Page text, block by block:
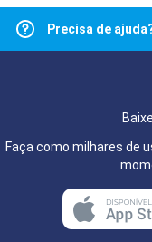
Precisa de
Faça como milhares de